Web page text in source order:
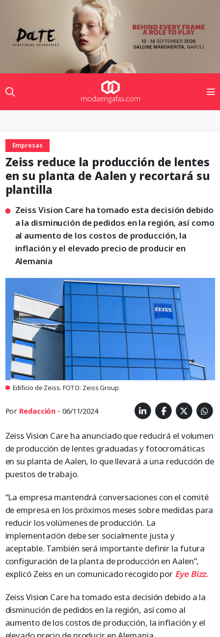
Empresas
Zeiss reduce la producción de lentes
en su planta de Aalen y recortará su
plantilla
Zeiss Vision Care ha tomado esta decisión debido
a la disminución de pedidos en la región, así como
al aumento de los costos de producción, la
inflación y el elevado precio de producir en
Alemania
Edificio de Zeiss. FOTO: Zeiss Group
Por Redacción - 06/11/2024
Zeiss Vision Care ha anunciado que reducirá el volumen
de producción de lentes graduadas y fotocromáticas
en su planta de Aalen, lo que llevará a una reducción de
puestos de trabajo.
“La empresa mantendrá conversaciones con el comité
de empresa en los próximos meses sobre medidas para
reducir los volúmenes de producción. La
implementación debe ser socialmente justa y
aceptable. También será importante definir la futura
configuración de la planta de producción en Aalen”,
explicó Zeiss en un comunicado recogido por Eye Bizz.
Zeiss Vision Care ha tomado esta decisión debido a la
disminución de pedidos en la región, así como al
aumento de los costos de producción, la inflación y el